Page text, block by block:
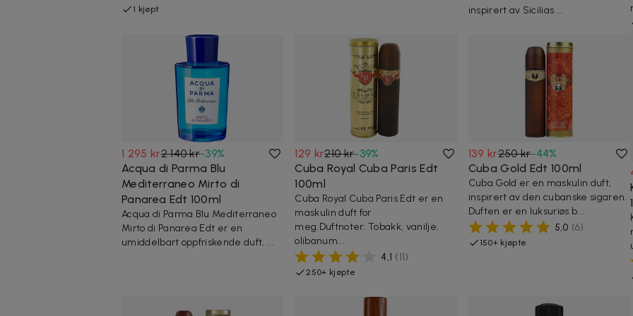
1 kjøpt
inspirert av Sicilias ...
1 295 kr2 140 kr-39%
Acqua di Parma Blu
Mediterraneo Mirto di
Panarea Edt 100ml
Acqua di Parma Blu Mediterraneo
Mirto di Panarea Edt er en
umiddelbart oppfriskende duft, ...
129 kr210 kr-39%
Cuba Royal Cuba Paris Edt
100ml
Cuba Royal Cuba Paris Edt er en
maskulin duft for
meg.Duftnoter: Tobakk, vanilje,
olibanum...
4,1 (11)
250+ kjøpte
139 kr250 kr-44%
Cuba Gold Edt 100ml
Cuba Gold er en maskulin duft,
inspirert av den cubanske sigaren.
Duften er en luksuriøs b...
5,0 (6)
150+ kjøpte